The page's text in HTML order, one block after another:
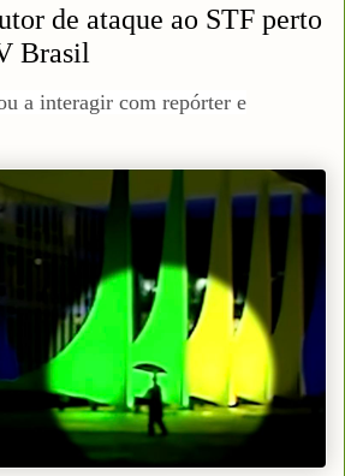
de ataque ao STF perto
Brasil
a interagir com repórter e